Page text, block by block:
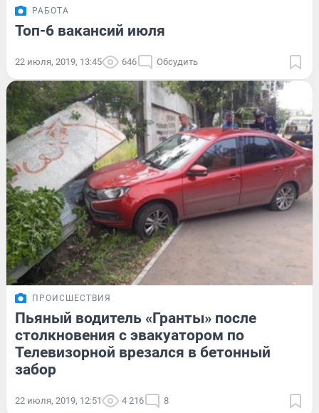
РАБОТА
Топ-6 вакансий июля
22 июля, 2019, 13:45 646 Обсудить
ПРОИСШЕСТВИЯ
Пьяный водитель «Гранты» после
столкновения с эвакуатором по
Телевизорной врезался в бетонный
забор
22 июля, 2019, 12:51 4 216 8